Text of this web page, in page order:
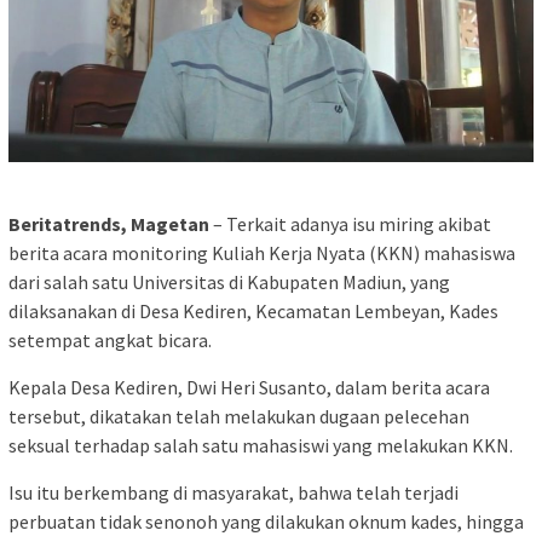
Beritatrends, Magetan – Terkait adanya isu miring akibat
berita acara monitoring Kuliah Kerja Nyata (KKN) mahasiswa
dari salah satu Universitas di Kabupaten Madiun, yang
dilaksanakan di Desa Kediren, Kecamatan Lembeyan, Kades
setempat angkat bicara.
Kepala Desa Kediren, Dwi Heri Susanto, dalam berita acara
tersebut, dikatakan telah melakukan dugaan pelecehan
seksual terhadap salah satu mahasiswi yang melakukan KKN.
Isu itu berkembang di masyarakat, bahwa telah terjadi
perbuatan tidak senonoh yang dilakukan oknum kades, hingga